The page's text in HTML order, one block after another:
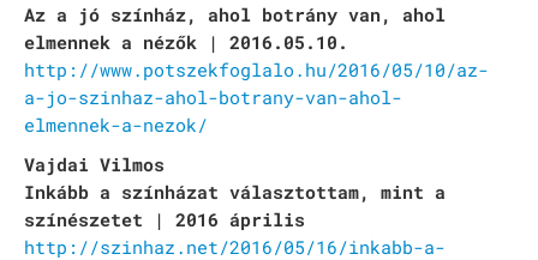
Az a jó színház, ahol botrány van, ahol
elmennek a nézők | 2016.05.10.
http://www.potszekfoglalo.hu/2016/05/10/az-
a-jo-szinhaz-ahol-botrany-van-ahol-
elmennek-a-nezok/
Vajdai Vilmos
Inkább a színházat választottam, mint a
színészetet | 2016 április
http://szinhaz.net/2016/05/16/inkabb-a-